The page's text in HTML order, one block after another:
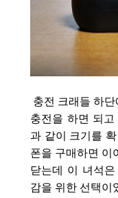
충전 크래들 하
충전을 하면 되
과 같이 크기를
폰을 구매하면 이
닫는데 이 녀석
감을 위한 선택이